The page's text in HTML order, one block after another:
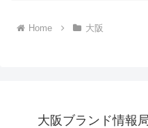
Home 大阪
大阪ブランド情報